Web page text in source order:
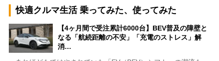
快適クルマ生活 乗ってみた、使ってみた
【4ヶ月間で受注累計6000台】BEV普及の障壁と
なる「航続距離の不安」「充電のストレス」解
消…